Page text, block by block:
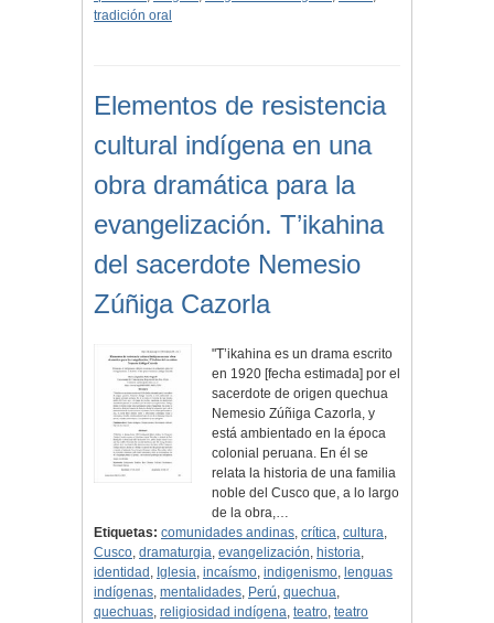
tradición oral
Elementos de resistencia
cultural indígena en una
obra dramática para la
evangelización. T’ikahina
del sacerdote Nemesio
Zúñiga Cazorla
"T’ikahina es un drama escrito
en 1920 [fecha estimada] por el
sacerdote de origen quechua
Nemesio Zúñiga Cazorla, y
está ambientado en la época
colonial peruana. En él se
relata la historia de una familia
noble del Cusco que, a lo largo
de la obra,…
Etiquetas: comunidades andinas, crítica, cultura,
Cusco, dramaturgia, evangelización, historia,
identidad , Iglesia, incaísmo, indigenismo, lenguas
indígenas, mentalidades, Perú, quechua,
quechuas, religiosidad indígena, teatro, teatro